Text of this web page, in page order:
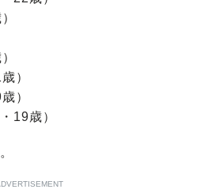
）
）
19歳）